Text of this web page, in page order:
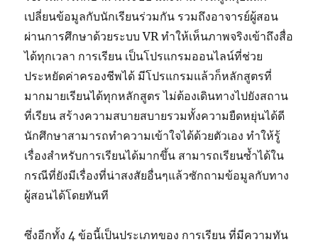
เปลี่ยนข้อมูลกับนักเรียนร่วมกัน รวมถึงอาจารย์ผู้สอน
ผ่านการศึกษาด้วยระบบ VR ทำให้เห็นภาพจริงเข้าถึงสื่อ
ได้ทุกเวลา การเรียน เป็นโปรแกรมออนไลน์ที่ช่วย
ประหยัดค่าครองชีพได้ มีโปรแกรมแล้วก็หลักสูตรที่
มากมายเรียนได้ทุกหลักสูตร ไม่ต้องเดินทางไปยังสถาน
ที่เรียน สร้างความสบายสบายรวมทั้งความยืดหยุ่นได้ดี
นักศึกษาสามารถทำความเข้าใจได้ด้วยตัวเอง ทำให้รู้
เรื่องสำหรับการเรียนได้มากขึ้น สามารถเรียนซ้ำได้ใน
กรณีที่ยังมีเรื่องที่น่าสงสัยอื่นๆแล้วซักถามข้อมูลกับทาง
ผู้สอนได้โดยทันที
ซึ่งอีกทั้ง 4 ข้อนี้เป็นประเภทของ การเรียน ที่มีความทัน